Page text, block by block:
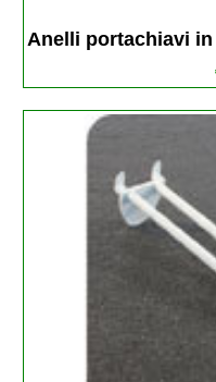
Anelli portachiavi